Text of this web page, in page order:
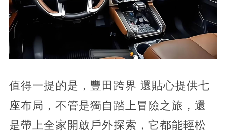
值得一提的是，豐田跨界 還貼心提供七
座布局，不管是獨自踏上冒險之旅，還
是帶上全家開啟戶外探索，它都能輕松